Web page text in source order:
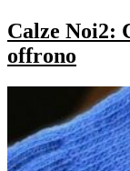
Calze Noi2:
offrono